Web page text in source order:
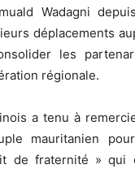
Wadagni
déplacements
les
régionale.
a tenu à
mauritanien
de fraternité » qui